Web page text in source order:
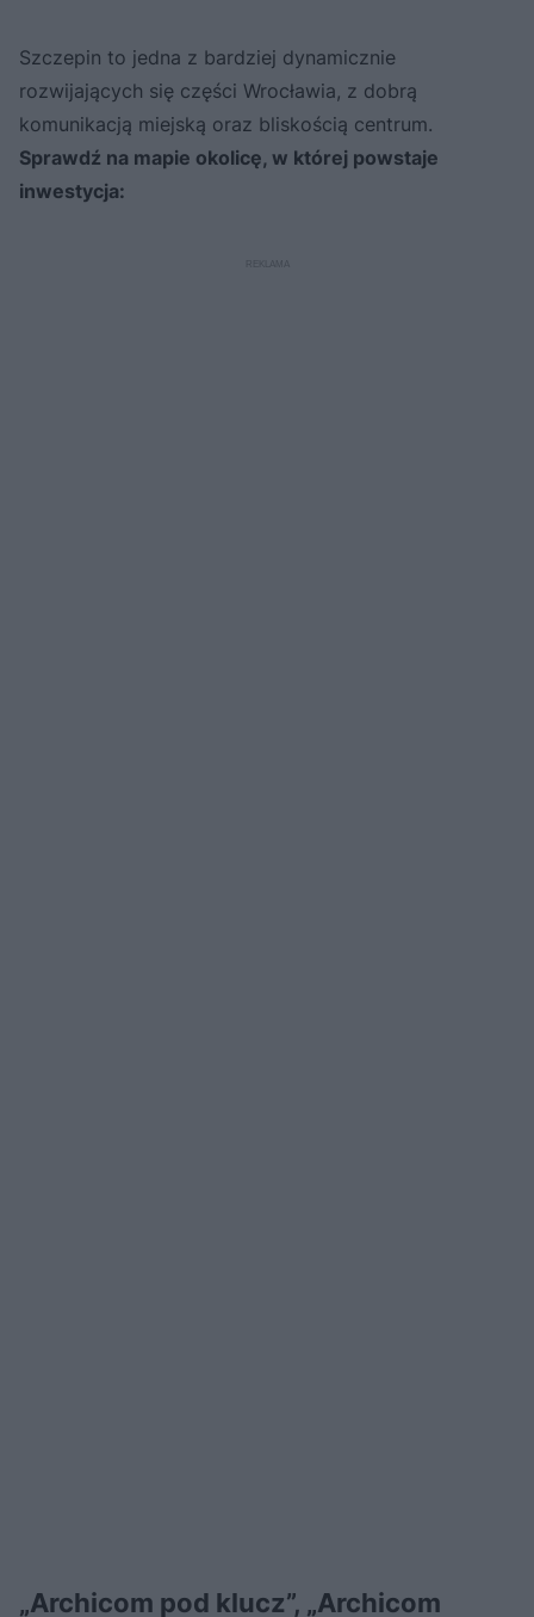
Szczepin to jedna z bardziej dynamicznie
rozwijających się części Wrocławia, z dobrą
komunikacją miejską oraz bliskością centrum.
Sprawdź na mapie okolicę, w której powstaje
inwestycja:
„Archicom pod klucz”, „Archicom